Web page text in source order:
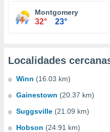
Montgomery
32° 23°
Localidades
Winn (16.03 km)
Gainestown (20.37 km)
Suggsville (21.09 km)
Hobson (24.91 km)